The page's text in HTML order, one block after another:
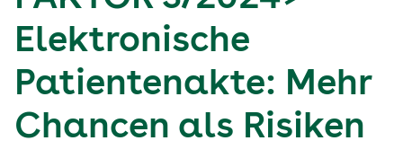
Elektronische
Patientenakte: Mehr
Chancen als Risiken